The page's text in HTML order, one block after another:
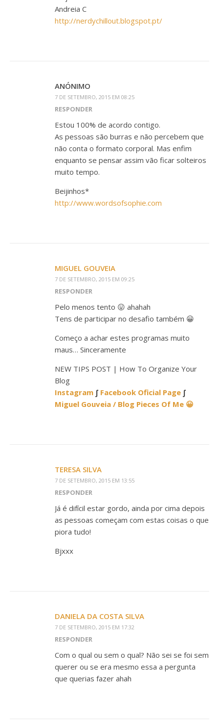
Andreia C
http://nerdychillout.blogspot.pt/
ANÓNIMO
7 DE SETEMBRO, 2015 EM 08:25
RESPONDER
Estou 100% de acordo contigo.
As pessoas são burras e não percebem que
não conta o formato corporal. Mas enfim
enquanto se pensar assim vão ficar solteiros
muito tempo.
Beijinhos*
http://www.wordsofsophie.com
MIGUEL GOUVEIA
7 DE SETEMBRO, 2015 EM 09:25
RESPONDER
Pelo menos tento 😛 ahahah
Tens de participar no desafio também 😀
Começo a achar estes programas muito
maus… Sinceramente
NEW TIPS POST | How To Organize Your
Blog
Instagram ∫ Facebook Oficial Page ∫
Miguel Gouveia / Blog Pieces Of Me 😀
TERESA SILVA
7 DE SETEMBRO, 2015 EM 13:55
RESPONDER
Já é difícil estar gordo, ainda por cima depois
as pessoas começam com estas coisas o que
piora tudo!
Bjxxx
DANIELA DA COSTA SILVA
7 DE SETEMBRO, 2015 EM 17:32
RESPONDER
Com o qual ou sem o qual? Não sei se foi sem
querer ou se era mesmo essa a pergunta
que querias fazer ahah